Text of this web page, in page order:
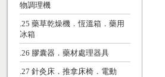
物調理機
.25 藥草乾燥機．恆溫箱．藥用
冰箱
.26 膠囊器．藥材處理器具
.27 針灸床．推拿床椅．電動